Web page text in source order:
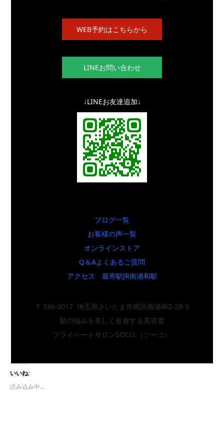
WEB予約はこちらから
LINEお問い合わせ
↓LINEお友達追加↓
ブログ一覧
お客様の声一覧
オンラインストア
Q＆Aよくあるご質問
アクセス 最寄駅JR南浦和駅
〒336-0017 埼玉県さいたま市南区南浦和2-28-3
髪の悩みを美しく改善する美容室
プライベートサロンSOCO.（ソーコ）
いいね:
読み込み中...